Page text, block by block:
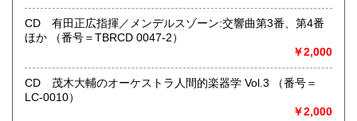
●商品の発送に際しては水濡れ対策等、丁寧な梱包を心掛けて
います。
●一部の商品は店頭販売の為、品切れになる場合が有りま
●当店は古書以外にも様々な商品を取り扱っています。下記
『Webサイト』をぜひご覧下さい。
CD 有田正広指揮／メンデルスゾーン:交響曲第3番、第4番
ほか （番号＝TBRCD 0047-2）
￥2,000
CD 茂木大輔のオーケストラ人間的楽器学 Vol.3 （番号＝
LC-0010）
￥2,000